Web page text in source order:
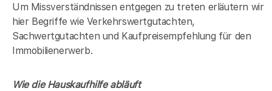
Um Missverständnissen entgegen zu treten erläutern wir
hier Begriffe wie Verkehrswertgutachten,
Sachwertgutachten und Kaufpreisempfehlung für den
Immobilienerwerb.
Wie die Hauskaufhilfe abläuft